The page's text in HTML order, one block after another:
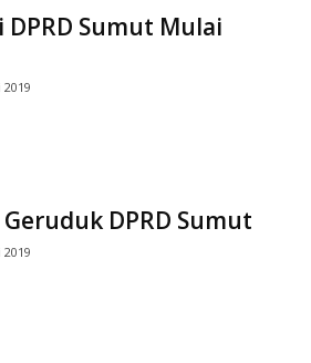
DPRD Sumut Mulai
DPRD Sumut